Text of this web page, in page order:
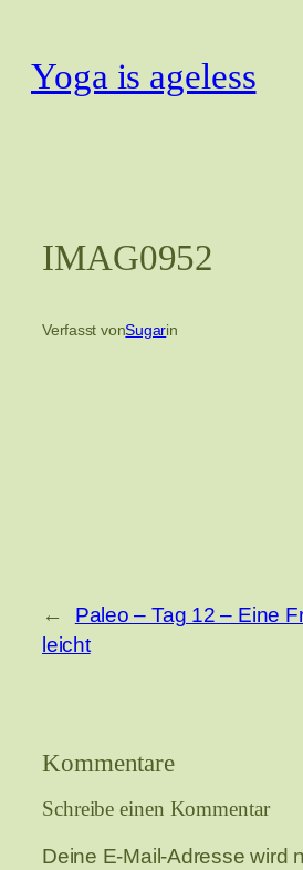
springen
Yoga is ageless
IMAG0952
Verfasst vonSugarin
←
Paleo – Tag 12 – Eine
leicht
Kommentare
Schreibe einen Kommentar
Deine E-Mail-Adresse wird